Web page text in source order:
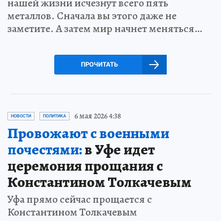
нашей жизни исчезнут всего пять
металлов. Сначала вы этого даже не
заметите. А затем мир начнет меняться…
ПРОЧИТАТЬ
НОВОСТИ ПОЛИТИКА 6 мая 2026 4:38
Провожают с военными
почестями:в Уфе идет
церемония прощания с
Константином Толкачевым
Уфа прямо сейчас прощается с
Константином Толкачевым